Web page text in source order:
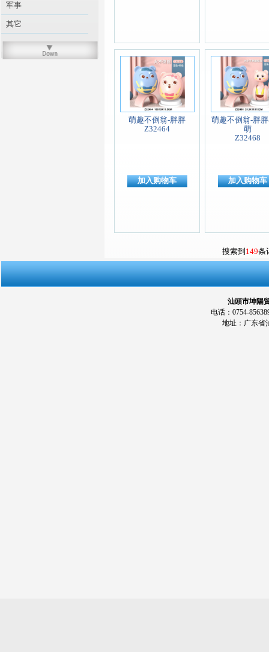
军事
其它
萌趣不倒翁-胖胖
Z32464
加入购物车
萌趣不倒翁-胖
萌
Z32468
加入购物车
搜索到 149条
汕頭市坤陽
电话：0754-
地址：广东省